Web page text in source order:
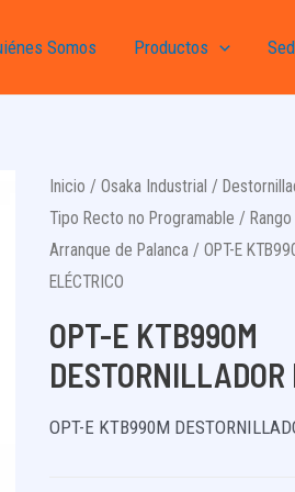
Somos Productos
Inicio / Osaka Industrial /
Tipo Recto no Programable /
Arranque de Palanca/ OPT-E
ELÉCTRICO
OPT-E KTB990M
DESTORNILLADOR
OPT-E KTB990M